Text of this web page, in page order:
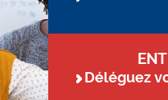
Déléguez